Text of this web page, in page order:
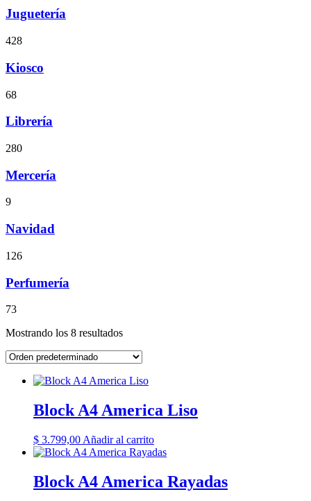
Juguetería
428
Kiosco
68
Librería
280
Mercería
9
Navidad
126
Perfumería
73
Mostrando los 8 resultados
Block A4 America Liso
$ 3.799,00 Añadir al carrito
Block A4 America Rayadas